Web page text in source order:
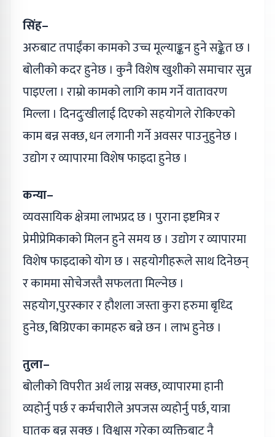
सिंह–
अरुबाट तपाईंका कामको उच्च मूल्याङ्कन हुने सङ्केत छ ।
बोलीको कदर हुनेछ । कुनै विशेष खुशीको समाचार सुन्न
पाइएला । राम्रो कामको लागि काम गर्ने वातावरण
मिल्ला । दिनदुःखीलाई दिएको सहयोगले रोकिएको
काम बन्न सक्छ, धन लगानी गर्ने अवसर पाउनुहुनेछ ।
उद्योग र व्यापारमा विशेष फाइदा हुनेछ ।
कन्या–
व्यवसायिक क्षेत्रमा लाभप्रद छ । पुराना इष्टमित्र र
प्रेमीप्रेमिकाको मिलन हुने समय छ । उद्योग र व्यापारमा
विशेष फाइदाको योग छ । सहयोगीहरूले साथ दिनेछन्
र काममा सोचेजस्तै सफलता मिल्नेछ ।
सहयोग,पुरस्कार र हौशला जस्ता कुरा हरुमा बृध्दि
हुनेछ, बिग्रिएका कामहरु बन्ने छन । लाभ हुनेछ ।
तुला–
बोलीको विपरीत अर्थ लाग्न सक्छ, व्यापारमा हानी
व्यहोर्नु पर्छ र कर्मचारीले अपजस व्यहोर्नु पर्छ, यात्रा
घातक बन्न सक्छ । विश्वास गरेका व्यक्तिबाट नै